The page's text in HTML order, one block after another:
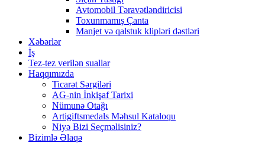
Avtomobil Təravətləndiricisi
Toxunmamış Çanta
Manjet və qalstuk klipləri dəstləri
Xəbərlər
İş
Tez-tez verilən suallar
Haqqımızda
Ticarət Sərgiləri
AG-nin İnkişaf Tarixi
Nümunə Otağı
Artigiftsmedals Məhsul Kataloqu
Niyə Bizi Seçməlisiniz?
Bizimlə Əlaqə